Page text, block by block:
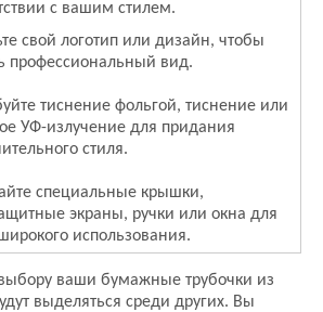
с вашим стилем.
свой логотип или дизайн, чтобы
профессиональный вид.
тиснение фольгой, тиснение или
УФ-излучение для придания
стиля.
специальные крышки,
экраны, ручки или окна для
использования.
ваши бумажные трубочки из
выделяться среди других. Вы